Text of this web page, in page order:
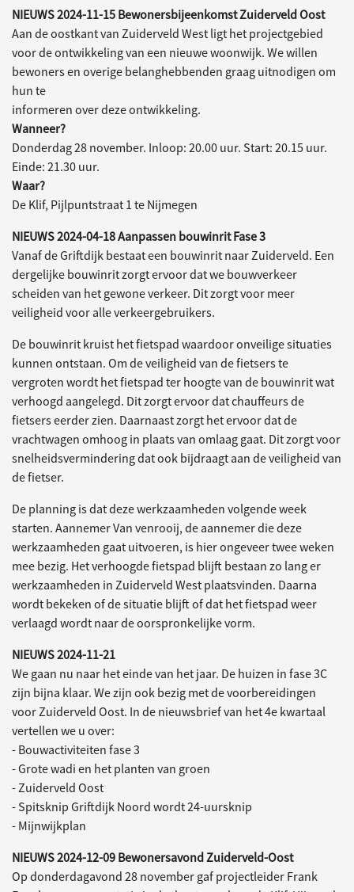
NIEUWS 2024-11-15 Bewonersbijeenkomst Zuiderveld Oost
Aan de oostkant van Zuiderveld West ligt het projectgebied
voor de ontwikkeling van een nieuwe woonwijk. We willen
bewoners en overige belanghebbenden graag uitnodigen om
hun te
informeren over deze ontwikkeling.
Wanneer?
Donderdag 28 november. Inloop: 20.00 uur. Start: 20.15 uur.
Einde: 21.30 uur.
Waar?
De Klif, Pijlpuntstraat 1 te Nijmegen
NIEUWS 2024-04-18 Aanpassen bouwinrit Fase 3
Vanaf de Griftdijk bestaat een bouwinrit naar Zuiderveld. Een
dergelijke bouwinrit zorgt ervoor dat we bouwverkeer
scheiden van het gewone verkeer. Dit zorgt voor meer
veiligheid voor alle verkeergebruikers.
De bouwinrit kruist het fietspad waardoor onveilige situaties
kunnen ontstaan. Om de veiligheid van de fietsers te
vergroten wordt het fietspad ter hoogte van de bouwinrit wat
verhoogd aangelegd. Dit zorgt ervoor dat chauffeurs de
fietsers eerder zien. Daarnaast zorgt het ervoor dat de
vrachtwagen omhoog in plaats van omlaag gaat. Dit zorgt voor
snelheidsvermindering dat ook bijdraagt aan de veiligheid van
de fietser.
De planning is dat deze werkzaamheden volgende week
starten. Aannemer Van venrooij, de aannemer die deze
werkzaamheden gaat uitvoeren, is hier ongeveer twee weken
mee bezig. Het verhoogde fietspad blijft bestaan zo lang er
werkzaamheden in Zuiderveld West plaatsvinden. Daarna
wordt bekeken of de situatie blijft of dat het fietspad weer
verlaagd wordt naar de oorspronkelijke vorm.
NIEUWS 2024-11-21
We gaan nu naar het einde van het jaar. De huizen in fase 3C
zijn bijna klaar. We zijn ook bezig met de voorbereidingen
voor Zuiderveld Oost. In de nieuwsbrief van het 4e kwartaal
vertellen we u over:
- Bouwactiviteiten fase 3
- Grote wadi en het planten van groen
- Zuiderveld Oost
- Spitsknip Griftdijk Noord wordt 24-uursknip
- Mijnwijkplan
NIEUWS 2024-12-09 Bewonersavond Zuiderveld-Oost
Op donderdagavond 28 november gaf projectleider Frank